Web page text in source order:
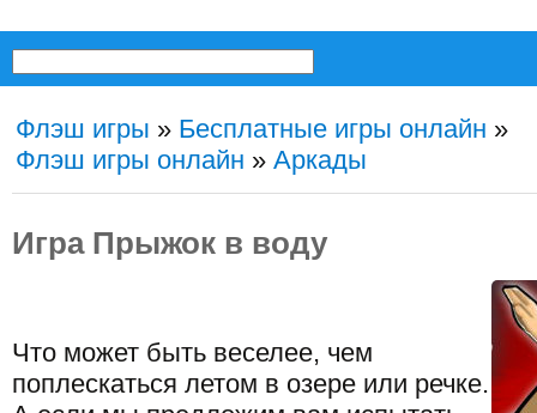
Флэш игры » Бесплатные игры онлайн »
Флэш игры онлайн » Аркады
Игра Прыжок в воду
Что может быть веселее, чем
поплескаться летом в озере или речке.